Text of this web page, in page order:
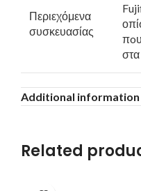
Περιεχόμενα
συσκευασίας
Additional information
Related